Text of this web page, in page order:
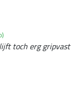
toch erg gripvast